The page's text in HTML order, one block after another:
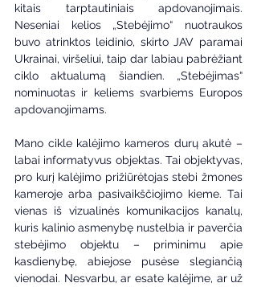
kitais tarptautiniais apdovanojimais.
Neseniai kelios „Stebėjimo“ nuotraukos
buvo atrinktos leidinio, skirto JAV paramai
Ukrainai, viršeliui, taip dar labiau pabrėžiant
ciklo aktualumą šiandien. „Stebėjimas“
nominuotas ir keliems svarbiems Europos
apdovanojimams.
Mano cikle kalėjimo kameros durų akutė –
labai informatyvus objektas. Tai objektyvas,
pro kurį kalėjimo prižiūrėtojas stebi žmones
kameroje arba pasivaikščiojimo kieme. Tai
vienas iš vizualinės komunikacijos kanalų,
kuris kalinio asmenybę nustelbia ir paverčia
stebėjimo objektu – priminimu apie
kasdienybę, abiejose pusėse slegiančią
vienodai. Nesvarbu, ar esate kalėjime, ar už